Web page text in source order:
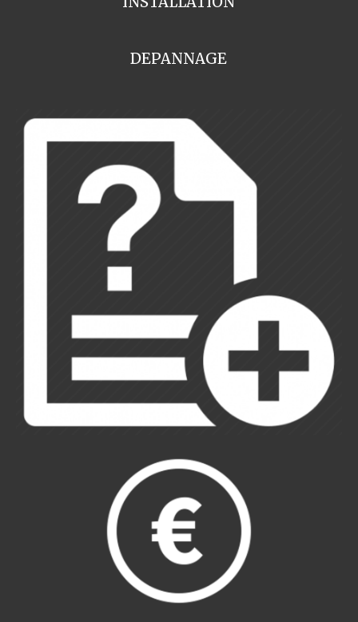
DEPANNAGE